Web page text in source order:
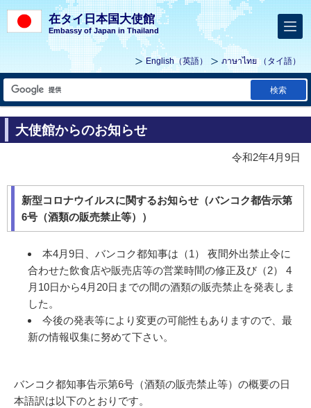
在タイ日本国大使館
Embassy of Japan in Thailand
English（英語） ภาษาไทย（タイ語）
検索
大使館からのお知らせ
令和2年4月9日
新型コロナウイルスに関するお知らせ（バンコク都告示第
6号（酒類の販売禁止等））
本4月9日、バンコク都知事は（1） 夜間外出禁止令に
合わせた飲食店や販売店等の営業時間の修正及び（2） 4
月10日から4月20日までの間の酒類の販売禁止を発表しま
した。
今後の発表等により変更の可能性もありますので、最
新の情報収集に努めて下さい。
バンコク都知事告示第6号（酒類の販売禁止等）の概要の日
本語訳は以下のとおりです。